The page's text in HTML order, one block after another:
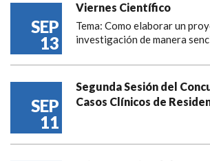
SEP
13
Viernes Científico
Tema: Como elaborar un
investigación de manera
SEP
11
Segunda Sesión del
Casos Clínicos de